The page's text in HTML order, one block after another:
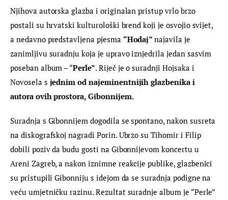
Njihova autorska glazba i originalan pristup vrlo brzo
postali su hrvatski kulturološki brend koji je osvojio svijet,
a nedavno predstavljena pjesma “Hodaj” najavila je
zanimljivu suradnju koja je upravo iznjedrila jedan sasvim
poseban album – “Perle”. Riječ je o suradnji Hojsaka i
Novosela s jednim od najeminentnijih glazbenika i
autora ovih prostora, Gibonnijem.
Suradnja s Gibonnijem dogodila se spontano, nakon susreta
na diskografskoj nagradi Porin. Ubrzo su Tihomir i Filip
dobili poziv da budu gosti na Gibonnijevom koncertu u
Areni Zagreb, a nakon iznimne reakcije publike, glazbenici
su pristupili Gibonniju s idejom da se suradnja podigne na
veću umjetničku razinu. Rezultat suradnje album je “Perle”